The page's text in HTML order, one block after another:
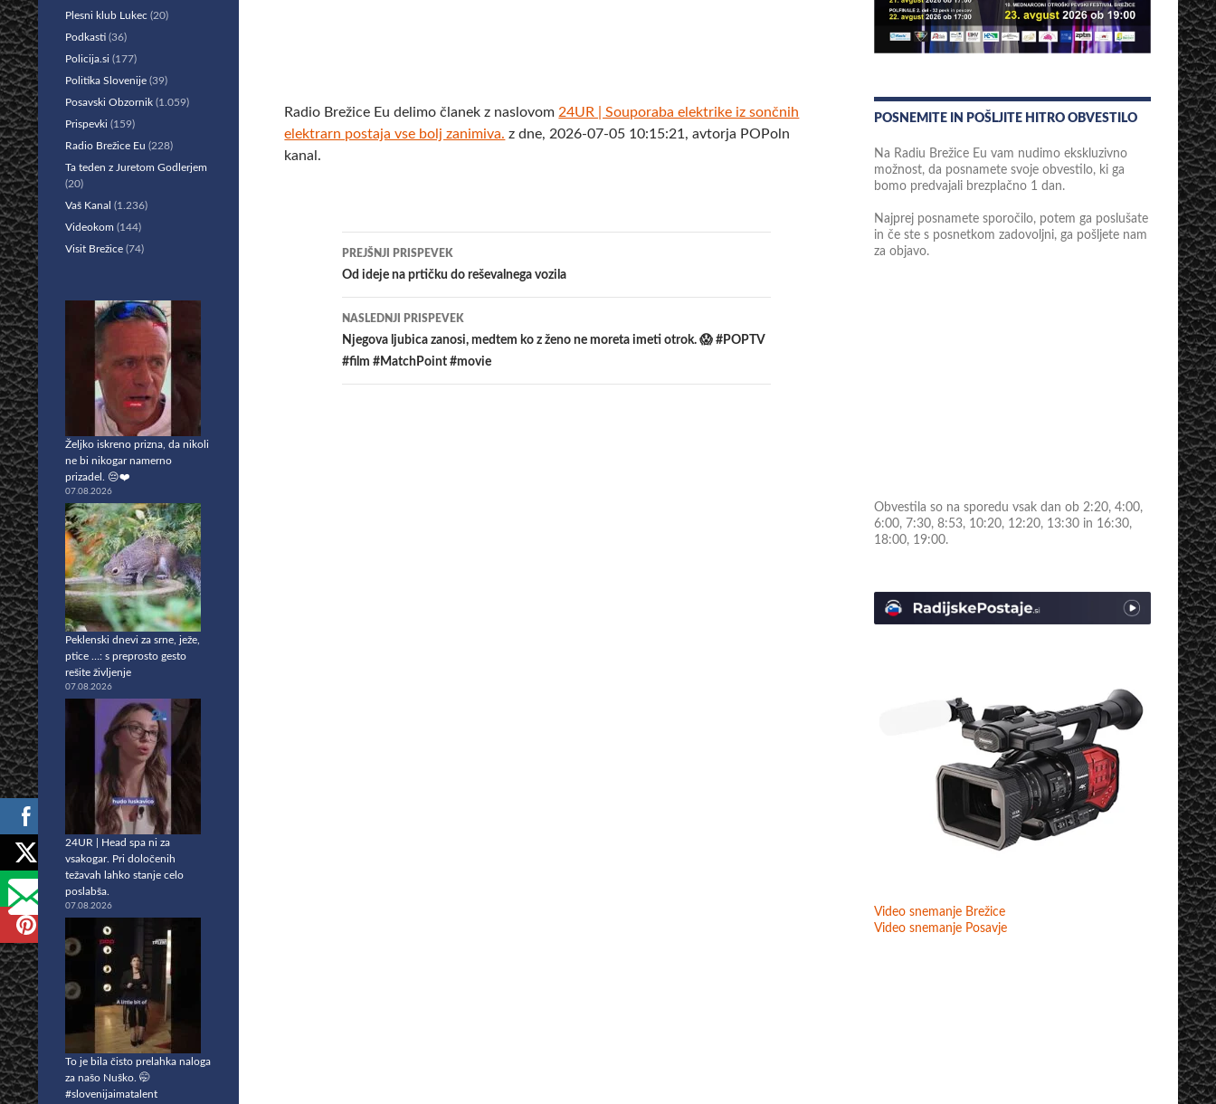
Radio Brežice Eu delimo članek z naslovom 24UR | Souporaba elektrike iz sončnih
elektrarn postaja vse bolj zanimiva. z dne, 2026-07-05 10:15:21, avtorja POPoln
kanal.
Krmarjenje
po
prispevkih
PREJŠNJI PRISPEVEK
Od ideje na prtičku do reševalnega vozila
NASLEDNJI PRISPEVEK
Njegova ljubica zanosi, medtem ko z ženo ne moreta imeti otrok. 😱 #POPTV
#film #MatchPoint #movie
POSNEMITE IN POŠLJITE HITRO OBVESTILO
Na Radiu Brežice Eu vam nudimo ekskluzivno
možnost, da posnamete svoje obvestilo, ki ga
bomo predvajali brezplačno 1 dan.
Najprej posnamete sporočilo, potem ga poslušate
in če ste s posnetkom zadovoljni, ga pošljete nam
za objavo.
Obvestila so na sporedu vsak dan ob 2:20, 4:00,
6:00, 7:30, 8:53, 10:20, 12:20, 13:30 in 16:30,
18:00, 19:00.
Video snemanje Brežice
Video snemanje Posavje
Plesni klub Lukec (20)
Podkasti (36)
Policija.si (177)
Politika Slovenije (39)
Posavski Obzornik (1.059)
Prispevki (159)
Radio Brežice Eu (228)
Ta teden z Juretom Godlerjem
(20)
Vaš Kanal (1.236)
Videokom (144)
Visit Brežice (74)
Željko iskreno prizna, da nikoli
ne bi nikogar namerno
prizadel. 😔❤️
07.08.2026
Peklenski dnevi za srne, ježe,
ptice …: s preprosto gesto
rešite življenje
07.08.2026
24UR | Head spa ni za
vsakogar. Pri določenih
težavah lahko stanje celo
poslabša.
07.08.2026
To je bila čisto prelahka naloga
za našo Nuško. 🤭
#slovenijaimatalent